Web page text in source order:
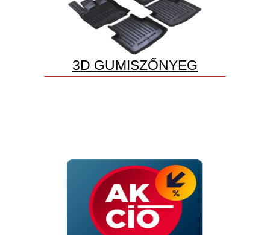
3D GUMISZŐNYEG